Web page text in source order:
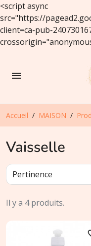
<script async
src="https://
client=ca-pub-
menu
Accueil MAISON
Vaisselle
Il y a 4 produits.
Pertinence